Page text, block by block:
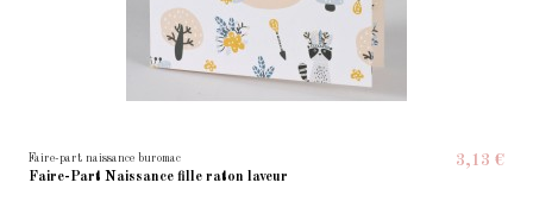
Faire-part naissance buromac
Faire-Part Naissance fille raton laveur
3,13 €